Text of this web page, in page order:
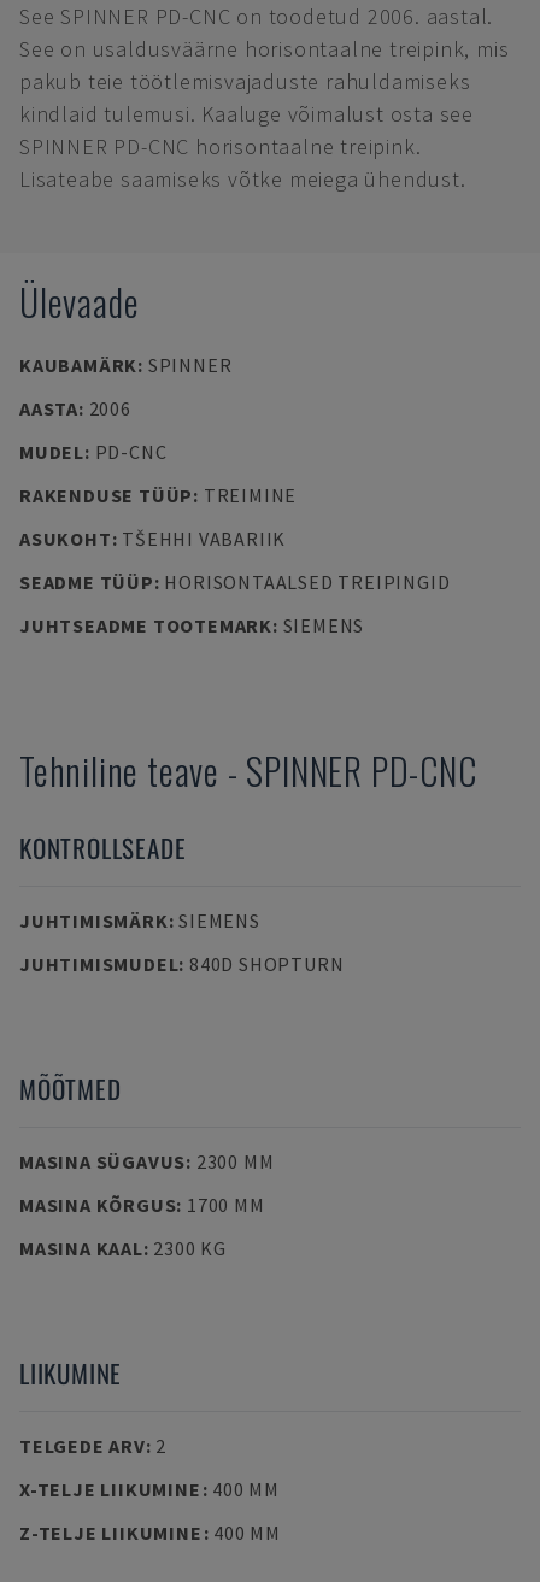
See SPINNER PD-CNC on toodetud 2006. aastal.
See on usaldusväärne horisontaalne treipink, mis
pakub teie töötlemisvajaduste rahuldamiseks
kindlaid tulemusi. Kaaluge võimalust osta see
SPINNER PD-CNC horisontaalne treipink.
Lisateabe saamiseks võtke meiega ühendust.
Ülevaade
KAUBAMÄRK: SPINNER
AASTA: 2006
MUDEL: PD-CNC
RAKENDUSE TÜÜP: TREIMINE
ASUKOHT: TŠEHHI VABARIIK
SEADME TÜÜP: HORISONTAALSED TREIPINGID
JUHTSEADME TOOTEMARK: SIEMENS
Tehniline teave - SPINNER PD-CNC
KONTROLLSEADE
JUHTIMISMÄRK:SIEMENS
JUHTIMISMUDEL: 840D SHOPTURN
MÕÕTMED
MASINA SÜGAVUS: 2300 MM
MASINA KÕRGUS: 1700 MM
MASINA KAAL: 2300 KG
LIIKUMINE
TELGEDE ARV: 2
X-TELJE LIIKUMINE : 400 MM
Z-TELJE LIIKUMINE : 400 MM